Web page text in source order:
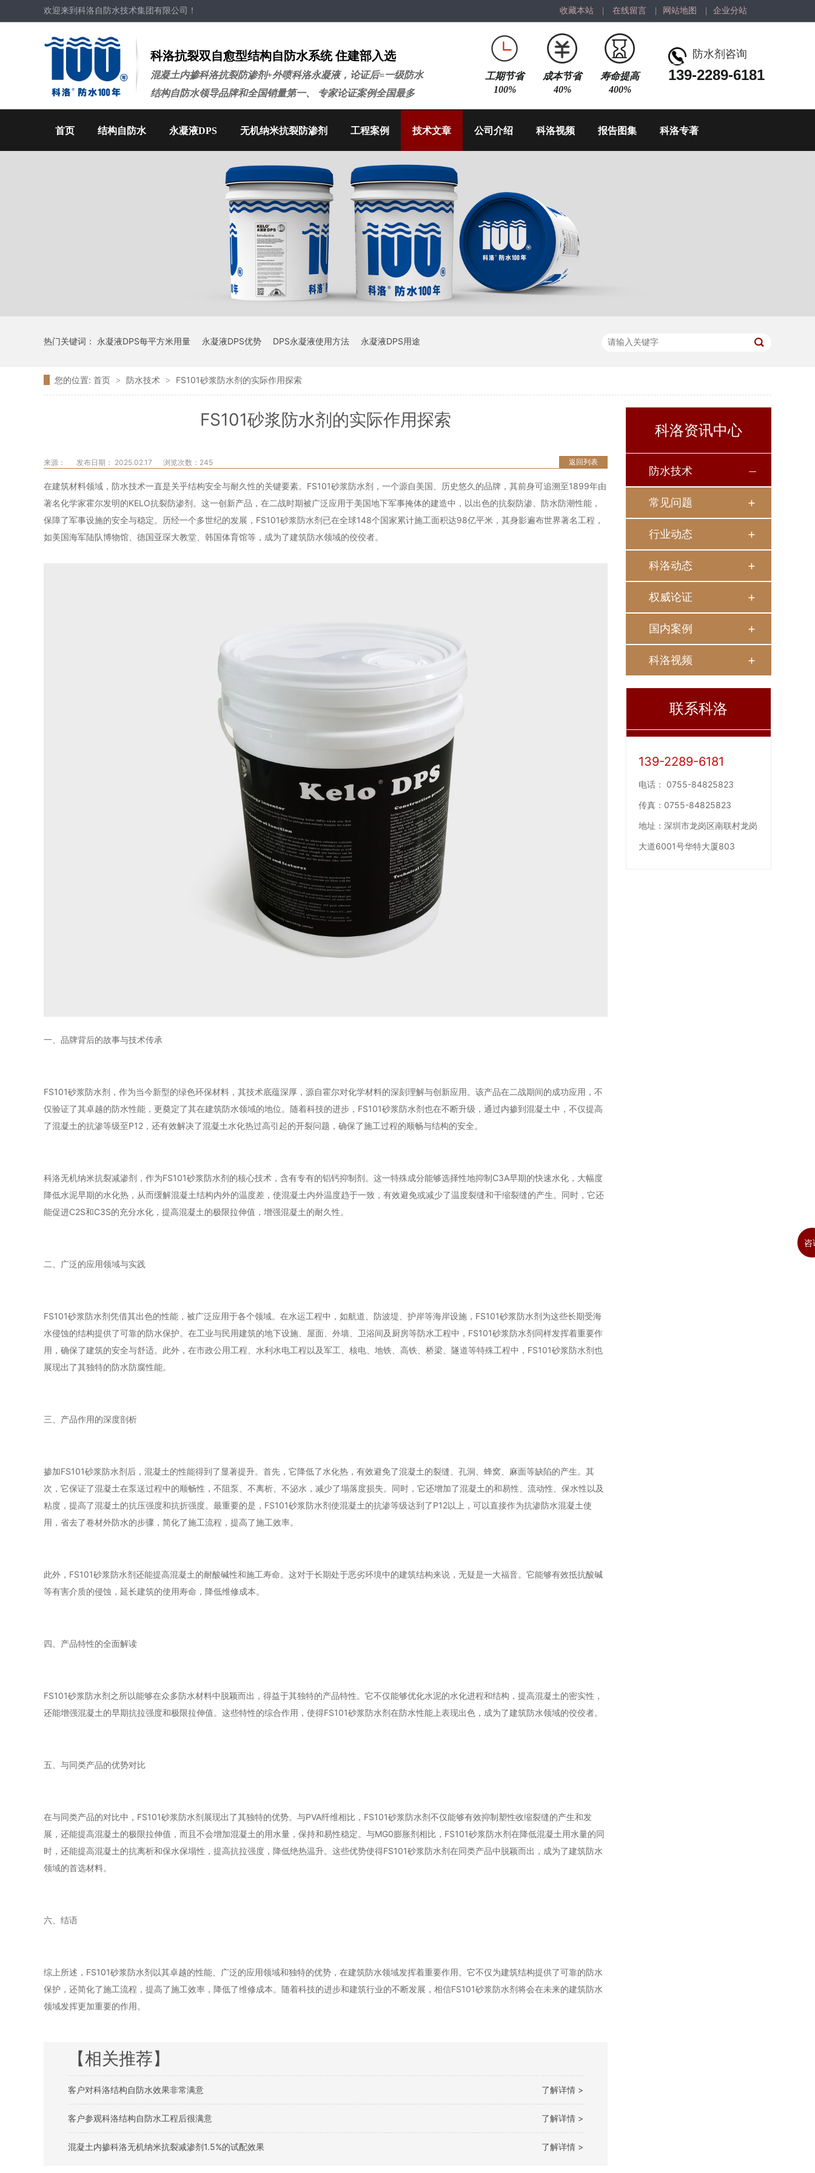
收藏本站 在线留言 网站地图 企业分站
欢迎来到科洛自防水技术集团有限公司！
科洛抗裂双自愈型结构自防水系统 住建部入选
混凝土内掺科洛抗裂防渗剂+外喷科洛永凝液，论证后=一级防水
结构自防水领导品牌和全国销量第一、 专家论证案例全国最多
防水剂咨询
139-2289-6181
工期节省
100%
成本节省
40%
寿命提高
400%
首页 结构自防水 永凝液DPS 无机纳米抗裂防渗剂 工程案例 技术文章 公司介绍 科洛视频 报告图集 科洛专著
热门关键词： 永凝液DPS每平方米用量 永凝液DPS优势 DPS永凝液使用方法 永凝液DPS用途
您的位置: 首页 > 防水技术 > FS101砂浆防水剂的实际作用探索
FS101砂浆防水剂的实际作用探索
返回列表
来源： 发布日期： 2025.02.17 浏览次数： 245
在建筑材料领域，防水技术一直是关乎结构安全与耐久性的关键要素。FS101砂浆防水剂，一个源自美国、历史悠久的品牌，其前身可追溯至1899年由
著名化学家霍尔发明的KELO抗裂防渗剂。这一创新产品，在二战时期被广泛应用于美国地下军事掩体的建造中，以出色的抗裂防渗、防水防潮性能，
保障了军事设施的安全与稳定。历经一个多世纪的发展，FS101砂浆防水剂已在全球148个国家累计施工面积达98亿平米，其身影遍布世界著名工程，
如美国海军陆队博物馆、德国亚琛大教堂、韩国体育馆等，成为了建筑防水领域的佼佼者。
一、品牌背后的故事与技术传承
FS101砂浆防水剂，作为当今新型的绿色环保材料，其技术底蕴深厚，源自霍尔对化学材料的深刻理解与创新应用。该产品在二战期间的成功应用，不
仅验证了其卓越的防水性能，更奠定了其在建筑防水领域的地位。随着科技的进步，FS101砂浆防水剂也在不断升级，通过内掺到混凝土中，不仅提高
了混凝土的抗渗等级至P12，还有效解决了混凝土水化热过高引起的开裂问题，确保了施工过程的顺畅与结构的安全。
科洛无机纳米抗裂减渗剂，作为FS101砂浆防水剂的核心技术，含有专有的铝钙抑制剂。这一特殊成分能够选择性地抑制C3A早期的快速水化，大幅度
降低水泥早期的水化热，从而缓解混凝土结构内外的温度差，使混凝土内外温度趋于一致，有效避免或减少了温度裂缝和干缩裂缝的产生。同时，它还
能促进C2S和C3S的充分水化，提高混凝土的极限拉伸值，增强混凝土的耐久性。
二、广泛的应用领域与实践
FS101砂浆防水剂凭借其出色的性能，被广泛应用于各个领域。在水运工程中，如航道、防波堤、护岸等海岸设施，FS101砂浆防水剂为这些长期受海
水侵蚀的结构提供了可靠的防水保护。在工业与民用建筑的地下设施、屋面、外墙、卫浴间及厨房等防水工程中，FS101砂浆防水剂同样发挥着重要作
用，确保了建筑的安全与舒适。此外，在市政公用工程、水利水电工程以及军工、核电、地铁、高铁、桥梁、隧道等特殊工程中，FS101砂浆防水剂也
展现出了其独特的防水防腐性能。
三、产品作用的深度剖析
掺加FS101砂浆防水剂后，混凝土的性能得到了显著提升。首先，它降低了水化热，有效避免了混凝土的裂缝、孔洞、蜂窝、麻面等缺陷的产生。其
次，它保证了混凝土在泵送过程中的顺畅性，不阻泵、不离析、不泌水，减少了塌落度损失。同时，它还增加了混凝土的和易性、流动性、保水性以及
粘度，提高了混凝土的抗压强度和抗折强度。最重要的是，FS101砂浆防水剂使混凝土的抗渗等级达到了P12以上，可以直接作为抗渗防水混凝土使
用，省去了卷材外防水的步骤，简化了施工流程，提高了施工效率。
此外，FS101砂浆防水剂还能提高混凝土的耐酸碱性和施工寿命。这对于长期处于恶劣环境中的建筑结构来说，无疑是一大福音。它能够有效抵抗酸碱
等有害介质的侵蚀，延长建筑的使用寿命，降低维修成本。
四、产品特性的全面解读
FS101砂浆防水剂之所以能够在众多防水材料中脱颖而出，得益于其独特的产品特性。它不仅能够优化水泥的水化进程和结构，提高混凝土的密实性，
还能增强混凝土的早期抗拉强度和极限拉伸值。这些特性的综合作用，使得FS101砂浆防水剂在防水性能上表现出色，成为了建筑防水领域的佼佼者。
五、与同类产品的优势对比
在与同类产品的对比中，FS101砂浆防水剂展现出了其独特的优势。与PVA纤维相比，FS101砂浆防水剂不仅能够有效抑制塑性收缩裂缝的产生和发
展，还能提高混凝土的极限拉伸值，而且不会增加混凝土的用水量，保持和易性稳定。与MG0膨胀剂相比，FS101砂浆防水剂在降低混凝土用水量的同
时，还能提高混凝土的抗离析和保水保塌性，提高抗拉强度，降低绝热温升。这些优势使得FS101砂浆防水剂在同类产品中脱颖而出，成为了建筑防水
领域的首选材料。
六、结语
综上所述，FS101砂浆防水剂以其卓越的性能、广泛的应用领域和独特的优势，在建筑防水领域发挥着重要作用。它不仅为建筑结构提供了可靠的防水
保护，还简化了施工流程，提高了施工效率，降低了维修成本。随着科技的进步和建筑行业的不断发展，相信FS101砂浆防水剂将会在未来的建筑防水
领域发挥更加重要的作用。
【相关推荐】
了解详情 >
客户对科洛结构自防水效果非常满意
了解详情 >
客户参观科洛结构自防水工程后很满意
了解详情 >
混凝土内掺科洛无机纳米抗裂减渗剂1.5%的试配效果
科洛资讯中心
防水技术
常见问题
行业动态
科洛动态
权威论证
国内案例
科洛视频
联系科洛
139-2289-6181
电话： 0755-84825823
传真： 0755-84825823
地址： 深圳市龙岗区南联村龙岗
大道6001号华特大厦803
咨